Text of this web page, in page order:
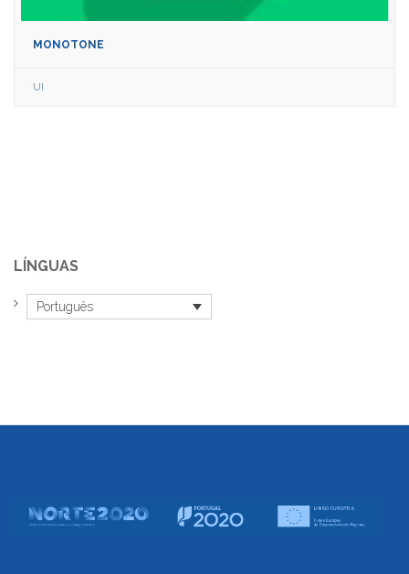
MONOTONE
UI
LÍNGUAS
Português